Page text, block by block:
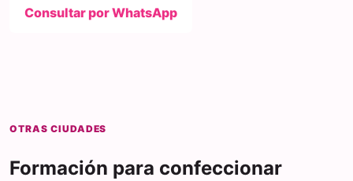
Consultar por WhatsApp
OTRAS CIUDADES
Formación para confeccionar